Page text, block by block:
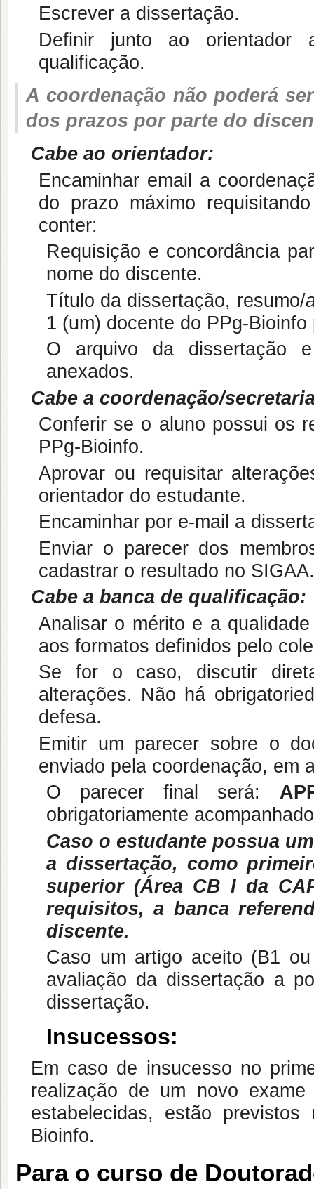
Escrever a dissertação.
Definir junto ao orientador
qualificação.
A coordenação não poderá
dos prazos por parte do
Cabe ao orientador:
Encaminhar email a
do prazo máximo
conter:
Requisição e concordância
nome do discente.
Título da dissertação, resumo/
1 (um) docente do PPg-
O arquivo da dissertação
anexados.
Cabe a coordenação/
Conferir se o aluno possui os
PPg-Bioinfo.
Aprovar ou requisitar
orientador do estudante.
Encaminhar por e-mail a
Enviar o parecer dos
cadastrar o resultado no SIGAA.
Cabe a banca de qualificação:
Analisar o mérito e a
aos formatos definidos pelo
Se for o caso, discutir
alterações. Não há
defesa.
Emitir um parecer sobre o
enviado pela coordenação, em
O parecer final será:
obrigatoriamente
Caso o estudante possua
a dissertação, como
superior (Área CB I da
requisitos, a banca
discente.
Caso um artigo aceito (B1
avaliação da dissertação a
dissertação.
Insucessos:
Em caso de insucesso no
realização de um novo
estabelecidas, estão
Bioinfo.
Para o curso de